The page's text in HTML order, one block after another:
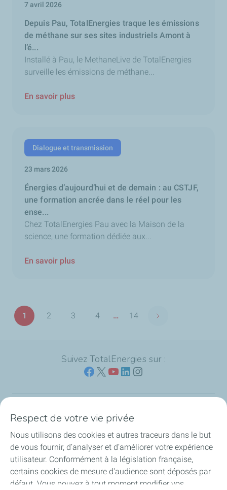
7 avril 2026
Depuis Pau, TotalEnergies traque les émissions
de méthane sur ses sites industriels Amont à
l’é...
Installé à Pau, le MethaneLive de TotalEnergies
surveille les émissions de méthane...
En savoir plus
Dialogue et transmission
23 mars 2026
Énergies d’aujourd’hui et de demain : au CSTJF,
une formation ancrée dans le réel pour les
ense...
Chez TotalEnergies Pau avec la Maison de la
science, une formation dédiée aux...
En savoir plus
Pagination
Page
1
Page
2
Page
3
Page
4 …
Dernière
14
Page suivante
Suivez TotalEnergies sur :
Nos sites
Notre engagement
Notre expertise
Respect de votre vie privée
Nous utilisons des cookies et autres traceurs dans le but
de vous fournir, d’analyser et d’améliorer votre expérience
utilisateur. Conformément à la législation française,
certains cookies de mesure d'audience sont déposés par
défaut. Vous pouvez à tout moment modifier vos